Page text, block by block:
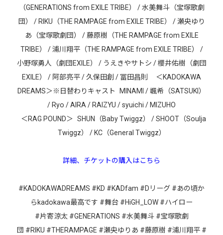
（GENERATIONS from EXILE TRIBE） / 水美舞斗（宝塚歌劇
団） / RIKU（THE RAMPAGE from EXILE TRIBE） / 瀬央ゆり
あ（宝塚歌劇団） / 藤原樹（THE RAMPAGE from EXILE
TRIBE） / 浦川翔平（THE RAMPAGE from EXILE TRIBE） /
小野塚勇人（劇団EXILE） / うえきやサトシ / 櫻井佑樹（劇団
EXILE） / 阿部亮平 / 久保田創 / 冨田昌則 ＜KADOKAWA
DREAMS＞※日替わりキャスト MINAMI / 颯希（SATSUKI）
/ Ryo / AIRA / RAIZYU / syuichi / MIZUHO
＜RAG POUND＞ SHUN（Baby Twiggz） / SHOOT（Soulja
Twiggz） / KC（General Twiggz）
詳細、チケットの購入はこちら
#KADOKAWADREAMS #KD #KADfam #Dリーグ #あの頃か
らkadokawa最高です #舞台 #HiGH_LOW #ハイロー
#片寄涼太 #GENERATIONS #水美舞斗 #宝塚歌劇
団 #RIKU #THERAMPAGE #瀬央ゆりあ #藤原樹 #浦川翔平 #